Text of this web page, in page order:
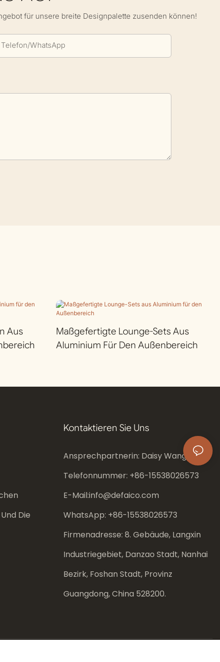
für unsere breite Designpalette zusenden können!
Telefon/WhatsApp
Aus
Maßgefertigte Lounge-Sets Aus
Aluminium Für Den Außenbereich
Die
Kontaktieren Sie Uns
Ansprechpartnerin: Daisy Wang
Telefonnummer: +86-15538026573
E-Mail:info@defaico.com
WhatsApp: +86-15538026573
Firmenadresse: 8. Gebäude, Langxin
Industriegebiet, Danzao Stadt, Nanhai
Bezirk, Foshan Stadt, Provinz
Guangdong, China 528200.